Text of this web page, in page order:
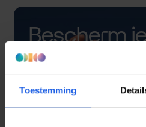
Toestemming
Bescherm
met een